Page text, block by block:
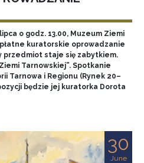
o godz. 13.00, Muzeum Ziemi
kuratorskie oprowadzanie
przedmiot staje się zabytkiem.
Tarnowskiej”. Spotkanie
Tarnowa i Regionu (Rynek 20–
będzie jej kuratorka Dorota
30
June